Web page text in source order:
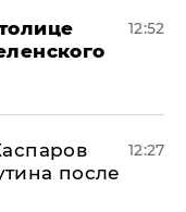
12:52
после
12:27